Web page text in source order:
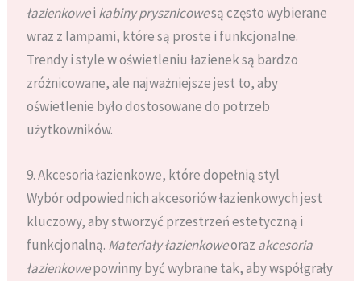
łazienkowei kabiny prysznicowesą często wybierane
wraz z lampami, które są proste i funkcjonalne.
Trendy i style w oświetleniu łazienek są bardzo
zróżnicowane, ale najważniejsze jest to, aby
oświetlenie było dostosowane do potrzeb
użytkowników.
9. Akcesoria łazienkowe, które dopełnią styl
Wybór odpowiednich akcesoriów łazienkowych jest
kluczowy, aby stworzyć przestrzeń estetyczną i
funkcjonalną. Materiały łazienkoweoraz akcesoria
łazienkowepowinny być wybrane tak, aby współgrały